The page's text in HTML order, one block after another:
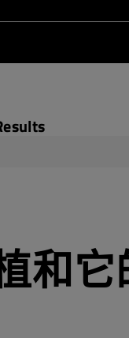
Design Sphere
和